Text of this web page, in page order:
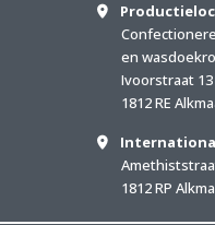
en
Ivoorstraat 13
1812 RE
1812 RP